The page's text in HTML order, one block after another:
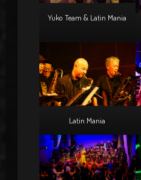
Yuko Team & Latin Mania
Latin Mania